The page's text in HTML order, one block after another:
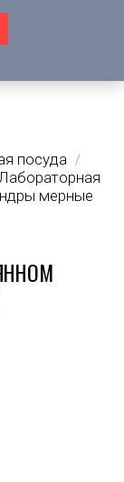
посуда /
мерные